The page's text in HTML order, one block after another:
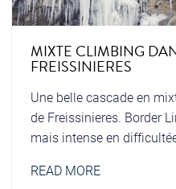
MIXTE CLIMBING
FREISSINIERES
Une belle cascade en
de Freissinieres. Border
mais intense en
READ MORE